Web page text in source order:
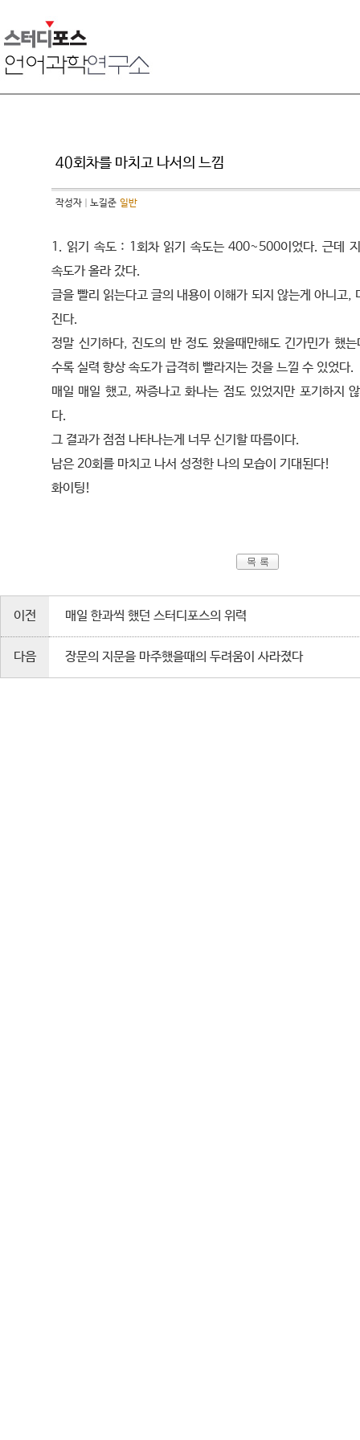
40회차를 마치고 나서의 느낌
작성자 노길준 일반
1. 읽기 속도 : 1회차 읽기 속도는 400~500이었다. 근데
속도가 올라 갔다.
글을 빨리 읽는다고 글의 내용이 이해가 되지 않는게 아니고,
진다.
정말 신기하다, 진도의 반 정도 왔을때만해도 긴가민가 했
수록 실력 향상 속도가 급격히 빨라지는 것을 느낄 수 있었다.
매일 매일 했고, 짜증나고 화나는 점도 있었지만 포기하지
다.
그 결과가 점점 나타나는게 너무 신기할 따름이다.
남은 20회를 마치고 나서 성정한 나의 모습이 기대된다!
화이팅!
이전 매일 한과씩 했던 스터디포스의 위력
다음 장문의 지문을 마주했을때의 두려움이 사라졌다